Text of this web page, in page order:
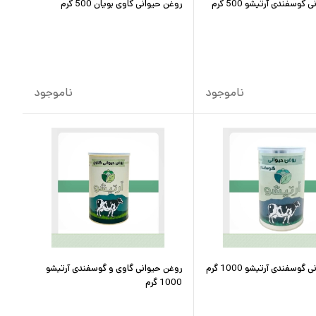
آرتیشو 500 گرم
ناموجود
روغن حیوانی گاوی بویان 500 گرم
ناموجود
آرتیشو 1000 گرم
روغن حیوانی گاوی و گوسفندی آرتیشو
1000 گرم